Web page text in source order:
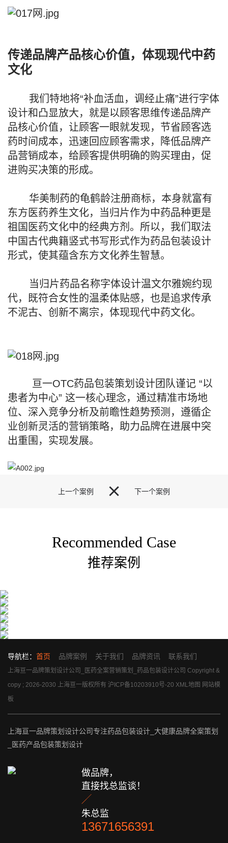
传递品牌产品核心价值，体现现代中药
文化
我们特地将“补血活血，调经止痛”进行字体
设计和凸显放大，就是以顾客思维传递品牌产
品核心价值，让顾客一眼就发现，节省顾客选
药时间成本，迅速回应顾客需求，降低品牌产
品营销成本，给顾客提供明确的购买理由，促
进购买决策的形成。
华美制药的龟鹤龄注册商标，本身就富有
东方医药养生文化，当归片作为中药品种更是
祖国医药文化中的经典方剂。所以，我们取法
中国古代典籍竖式书写形式作为药品包装设计
形式，使其蕴含东方文化养生智慧。
当归片药品名称字体设计温文尔雅婉约现
代，既符合女性的温柔体贴感，也是追求传承
不泥古、创新不离宗，体现现代中药文化。
亘一OTC药品包装策划设计团队谨记 “以
患者为中心” 这一核心理念，通过精准市场地
位、深入竞争分析及前瞻性趋势预测，遵循企
业创新灵活的营销策略，助力品牌在进展中突
出重围，实现发展。
上一个案例 下一个案例

Recommended Case
推荐案例
导航栏： 首页 品牌案例 关于我们 品牌资讯 联系我们
上海亘一品牌策划设计公司_医药全案营销策划_药品包装设计公司 Copyright &
copy ; 2026-2030 上海亘一版权所有 沪ICP备10203910号-20 XML地图 网站模
板
上海亘一品牌策划设计公司专注药品包装设计_大健康品牌全案策划
_医药产品包装策划设计
做品牌，
直接找总监谈！

朱总监
13671656391